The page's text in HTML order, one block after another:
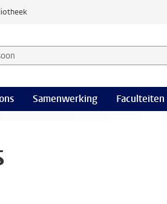
en selecteer categorie
Samenwerking Faculteiten